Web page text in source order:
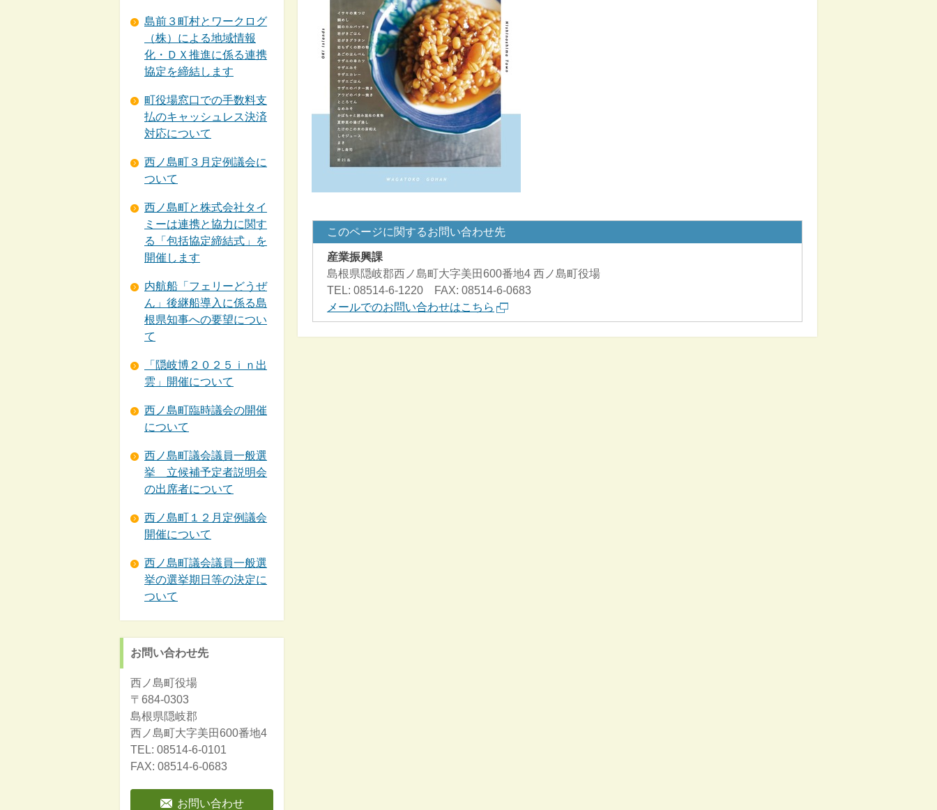
このページに関するお問い合わせ先
産業振興課
島根県隠岐郡西ノ島町大字美田600番地4 西ノ島町役場
TEL: 08514-6-1220 FAX: 08514-6-0683
メールでのお問い合わせはこちら
島前３町村とワークログ
（株）による地域情報
化・ＤＸ推進に係る連携
協定を締結します
町役場窓口での手数料支
払のキャッシュレス決済
対応について
西ノ島町３月定例議会に
ついて
西ノ島町と株式会社タイ
ミーは連携と協力に関す
る「包括協定締結式」を
開催します
内航船「フェリーどうぜ
ん」後継船導入に係る島
根県知事への要望につい
て
「隠岐博２０２５ｉｎ出
雲」開催について
西ノ島町臨時議会の開催
について
西ノ島町議会議員一般選
挙 立候補予定者説明会
の出席者について
西ノ島町１２月定例議会
開催について
西ノ島町議会議員一般選
挙の選挙期日等の決定に
ついて
お問い合わせ先
西ノ島町役場
〒684-0303
島根県隠岐郡
西ノ島町大字美田600番地4
TEL: 08514-6-0101
FAX: 08514-6-0683
お問い合わせ